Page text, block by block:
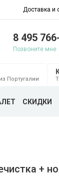
Доставка и
8 495
Позвоните мне
Португалии
СКИДКИ
+